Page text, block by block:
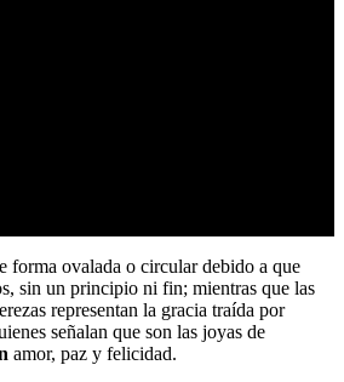
forma ovalada o circular debido a que
sin un principio ni fin; mientras que las
representan la gracia traída por
señalan que son las joyas de
amor, paz y felicidad.